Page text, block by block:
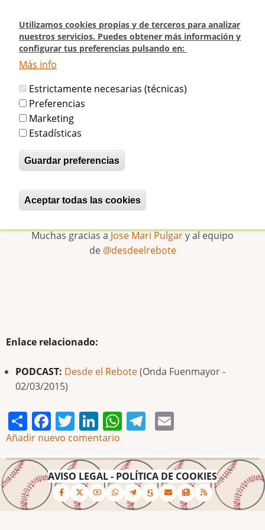
Utilizamos cookies propias y de terceros para analizar
nuestros servicios. Puedes obtener más información y
configurar tus preferencias pulsando en:
Más info
Estrictamente necesarias (técnicas)
Preferencias
Marketing
Estadísticas
Guardar preferencias
Aceptar todas las cookies
Revocar consentimiento
contenido
principal
Inicio
(Onda Fuenmayor)
Entrevista a Fernando Larumbe
sobre el Beti-Jai en @desdeelrebote
(Onda Fuenmayor)
betijaimadrid
Jue, 05/03/2015 - 00:48
Muchas gracias aJose Mari Pulgary al equipo
de @desdeelrebote
Enlace relacionado:
PODCAST: Desde el Rebote(Onda Fuenmayor -
02/03/2015)
ShareFacebook
Twitter
LinkedIn
WhatsApp
Telegram
Añadir nuevo comentario
AVISO LEGAL- POLÍTICA DE COOKIES